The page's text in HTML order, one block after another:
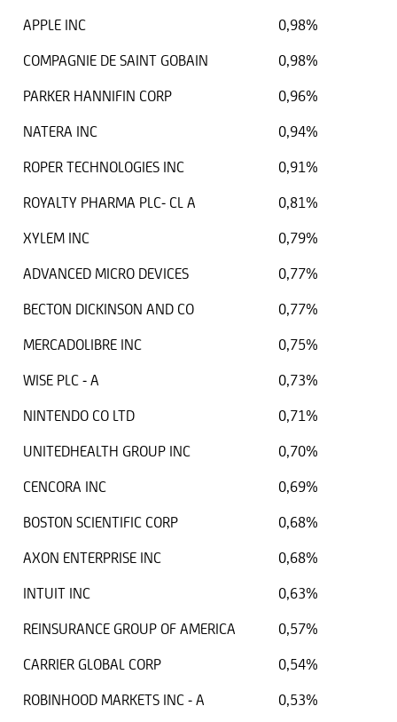
APPLE INC
0,98%
COMPAGNIE DE SAINT GOBAIN
0,98%
PARKER HANNIFIN CORP
0,96%
NATERA INC
0,94%
ROPER TECHNOLOGIES INC
0,91%
ROYALTY PHARMA PLC- CL A
0,81%
XYLEM INC
0,79%
ADVANCED MICRO DEVICES
0,77%
BECTON DICKINSON AND CO
0,77%
MERCADOLIBRE INC
0,75%
WISE PLC - A
0,73%
NINTENDO CO LTD
0,71%
UNITEDHEALTH GROUP INC
0,70%
CENCORA INC
0,69%
BOSTON SCIENTIFIC CORP
0,68%
AXON ENTERPRISE INC
0,68%
INTUIT INC
0,63%
REINSURANCE GROUP OF AMERICA
0,57%
CARRIER GLOBAL CORP
0,54%
ROBINHOOD MARKETS INC - A
0,53%